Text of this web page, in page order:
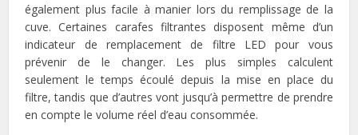
également plus facile à manier lors du remplissage de la
cuve. Certaines carafes filtrantes disposent même d’un
indicateur de remplacement de filtre LED pour vous
prévenir de le changer. Les plus simples calculent
seulement le temps écoulé depuis la mise en place du
filtre, tandis que d’autres vont jusqu’à permettre de prendre
en compte le volume réel d’eau consommée.